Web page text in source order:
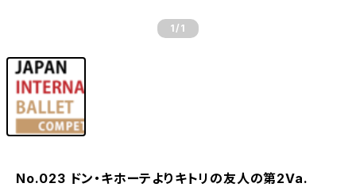
1 /1
No.023 ドン・キホーテよりキトリの友人の第2Va.